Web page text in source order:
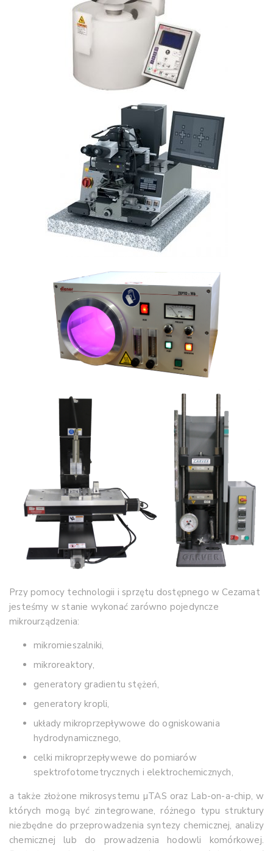
Przy pomocy technologii i sprzętu dostępnego w Cezamat
jesteśmy w stanie wykonać zarówno pojedyncze
mikrourządzenia:
mikromieszalniki,
mikroreaktory,
generatory gradientu stężeń,
generatory kropli,
układy mikroprzepływowe do ogniskowania
hydrodynamicznego,
celki mikroprzepływewe do pomiarów
spektrofotometrycznych i elektrochemicznych,
a także złożone mikrosystemu µTAS oraz Lab-on-a-chip, w
których mogą być zintegrowane, różnego typu struktury
niezbędne do przeprowadzenia syntezy chemicznej, analizy
chemicznej lub do prowadzenia hodowli komórkowej.